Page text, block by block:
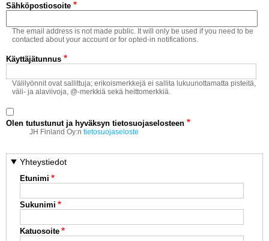
MUUT LAJIT
YLEISTÄ ALALTA
LUE DIGILEHDET
ASIAKASPALVELU JA
MEDIATIEDOT
YHTEYSTIEDOT
Sähköpostiosoite
The email address is not made public. It will only be used if you need to be
contacted about your account or for opted-in notifications.
Käyttäjätunnus
Välilyönnit ovat sallittuja; erikoismerkkejä ei sallita lukuunottamatta pisteitä,
väli- ja alaviivoja, @-merkkiä sekä heittomerkkiä.
Olen tutustunut ja hyväksyn tietosuojaselosteen
JH Finland Oy:ntietosuojaseloste
Yhteystiedot
Etunimi
Sukunimi
Katuosoite